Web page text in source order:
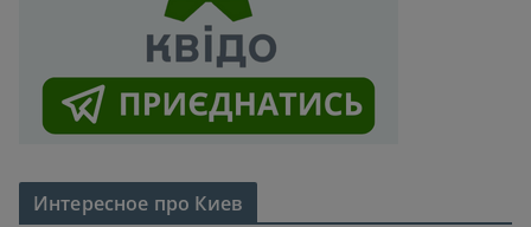
Интересное про Киев